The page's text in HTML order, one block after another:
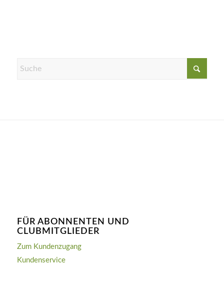
FÜR ABONNENTEN UND
CLUBMITGLIEDER
Zum Kundenzugang
Kundenservice